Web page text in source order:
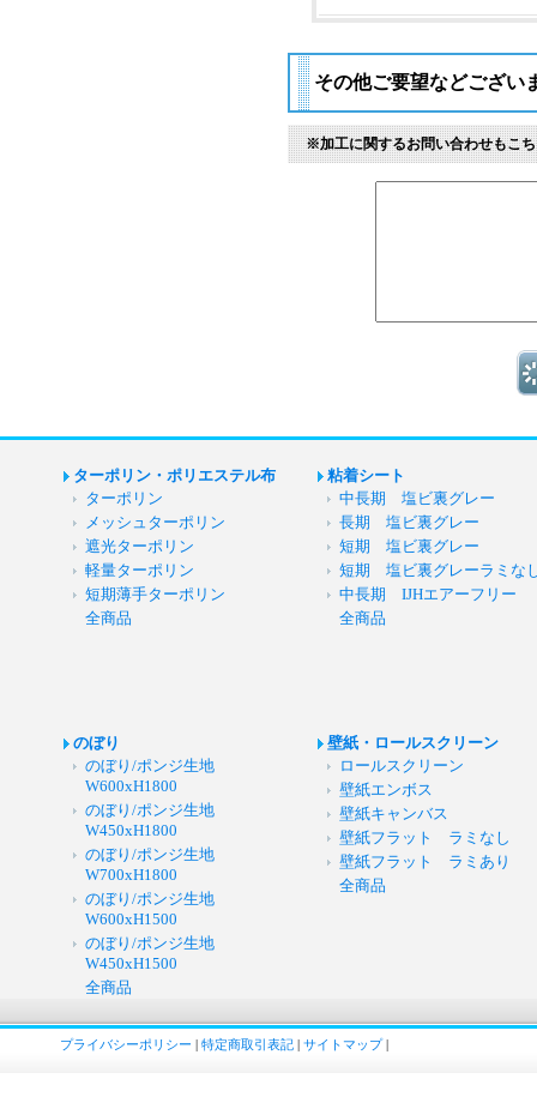
その他ご要望などござい
※加工に関するお問い合わせもこ
ターポリン・ポリエステル布
ターポリン
メッシュターポリン
遮光ターポリン
軽量ターポリン
短期薄手ターポリン
全商品
粘着シート
中長期 塩ビ裏グレー
長期 塩ビ裏グレー
短期 塩ビ裏グレー
短期 塩ビ裏グレーラミな
中長期 IJHエアーフリー
全商品
のぼり
のぼり/ポンジ生地
W600xH1800
のぼり/ポンジ生地
W450xH1800
のぼり/ポンジ生地
W700xH1800
のぼり/ポンジ生地
W600xH1500
のぼり/ポンジ生地
W450xH1500
全商品
壁紙・ロールスクリーン
ロールスクリーン
壁紙エンボス
壁紙キャンバス
壁紙フラット ラミなし
壁紙フラット ラミあり
全商品
プライバシーポリシー | 特定商取引表記 | サイトマップ|